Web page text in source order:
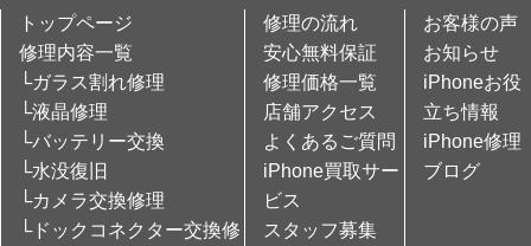
トップページ
修理内容一覧
└ガラス割れ修理
└液晶修理
└バッテリー交換
└水没復旧
└カメラ交換修理
└ドックコネクター交換修
修理の流れ
安心無料保証
修理価格一覧
店舗アクセス
よくあるご質問
iPhone買取サー
ビス
スタッフ募集
お客様の声
お知らせ
iPhoneお役
立ち情報
iPhone修理
ブログ